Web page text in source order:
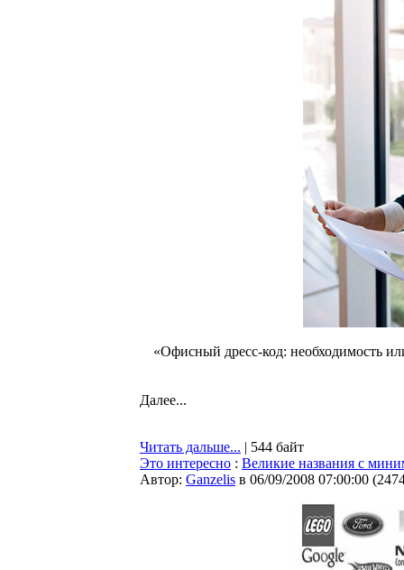
«Офисный дресс-код: необходимость
Далее...
Читать дальше... | 544 байт
Это интересно : Великие названия с
Автор: Ganzelis в 06/09/2008 07:00:00 (